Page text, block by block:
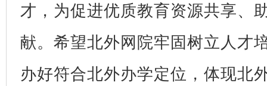
才，为促进优质教育资源共享、
献。希望北外网院牢固树立人才
办好符合北外办学定位，体现北